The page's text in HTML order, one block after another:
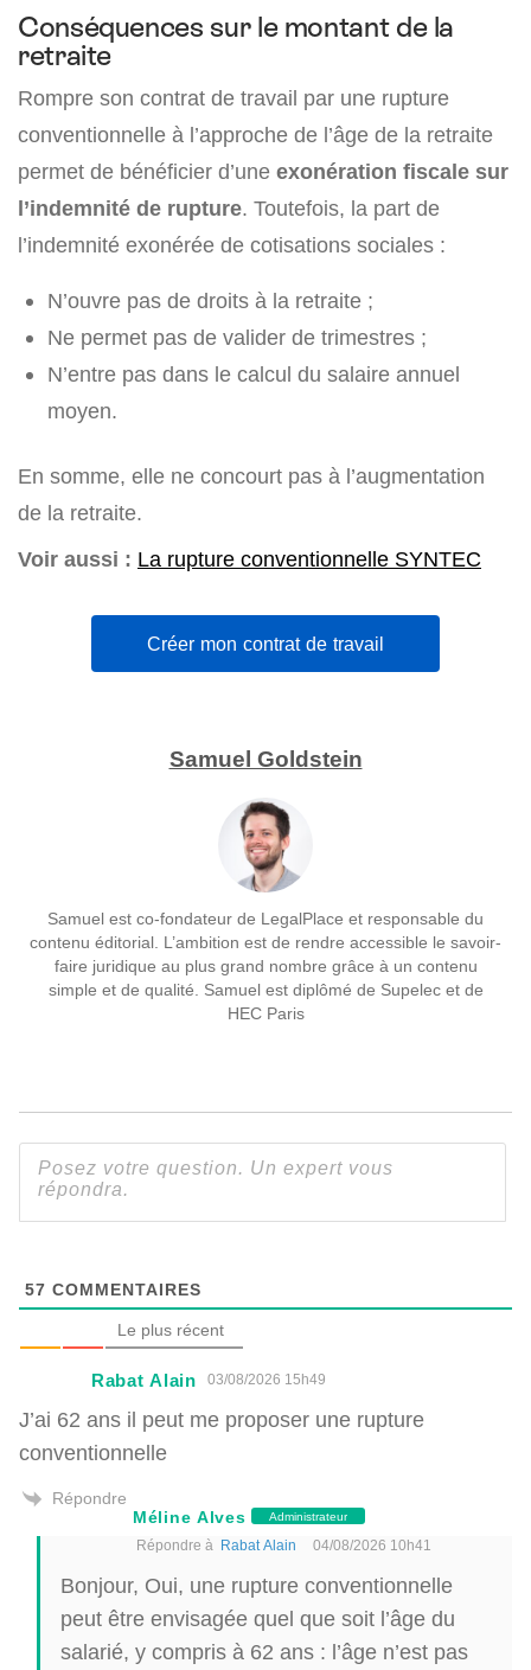
Conséquences sur le montant de la
retraite
Rompre son contrat de travail par une rupture
conventionnelle à l’approche de l’âge de la retraite
permet de bénéficier d’une exonération fiscale sur
l’indemnité de rupture. Toutefois, la part de
l’indemnité exonérée de cotisations sociales :
N’ouvre pas de droits à la retraite ;
Ne permet pas de valider de trimestres ;
N’entre pas dans le calcul du salaire annuel
moyen.
En somme, elle ne concourt pas à l’augmentation
de la retraite.
Voir aussi : La rupture conventionnelle SYNTEC
Créer mon contrat de travail
Samuel Goldstein
Samuel est co-fondateur de LegalPlace et responsable du
contenu éditorial. L’ambition est de rendre accessible le savoir-
faire juridique au plus grand nombre grâce à un contenu
simple et de qualité. Samuel est diplômé de Supelec et de
HEC Paris
57 COMMENTAIRES
Le plus récent
Rabat Alain 03/08/2026 15h49
J’ai 62 ans il peut me proposer une rupture
conventionnelle
Répondre
Méline Alves
Administrateur
Répondre à Rabat Alain 04/08/2026 10h41
Bonjour, Oui, une rupture conventionnelle
peut être envisagée quel que soit l’âge du
salarié, y compris à 62 ans : l’âge n’est pas